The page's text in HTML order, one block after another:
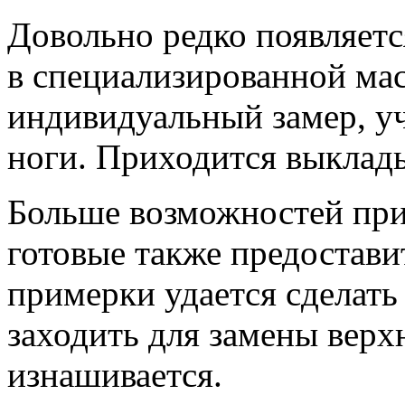
Довольно редко
в специализированной
индивидуальный замер,
ноги. Приходится
Больше возможностей
готовые также
примерки удается
заходить для замены
изнашивается.